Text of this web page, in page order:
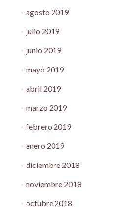
agosto 2019
julio 2019
junio 2019
mayo 2019
abril 2019
marzo 2019
febrero 2019
enero 2019
diciembre 2018
noviembre 2018
octubre 2018